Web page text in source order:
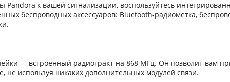
Pandora к вашей сигнализации, воспользуйтесь
беспроводных аксессуаров: Bluetooth-радиометка,
— встроенный радиотракт на 868 МГц. Он позволит вам
не используя никаких дополнительных модулей связи.